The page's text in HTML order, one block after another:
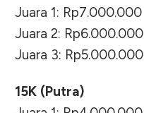
Juara 1: Rp7.000.000
Juara 2: Rp6.000.000
Juara 3: Rp5.000.000
15K (Putra)